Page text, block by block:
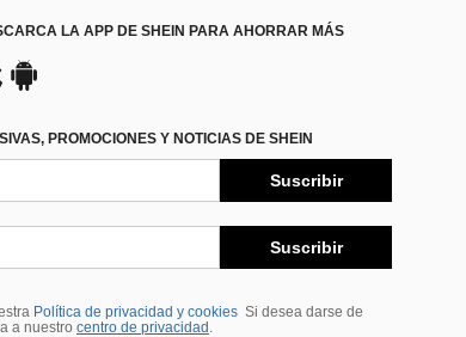
LA APP DE SHEIN PARA AHORRAR MÁS
PROMOCIONES Y NOTICIAS DE SHEIN
Suscribir
Suscribir
Política de privacidad y cookies Si desea darse de
a nuestro centro de privacidad .